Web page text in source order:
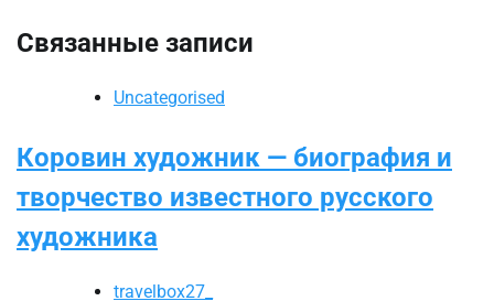
Связанные записи
Uncategorised
Коровин художник — биография и
творчество известного русского
художника
travelbox27_